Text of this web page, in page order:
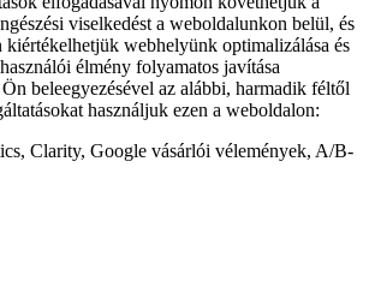
viselkedést a weboldalunkon belül, és
kiértékelhetjük webhelyünk optimalizálása és
élmény folyamatos javítása
beleegyezésével az alábbi, harmadik féltől
használjuk ezen a weboldalon:
Clarity, Google vásárlói vélemények, A/B-